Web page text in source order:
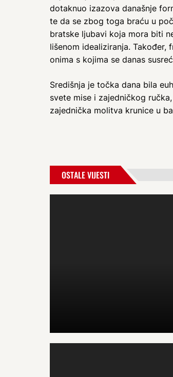
dotaknuo izazova današnje
te da se zbog toga braću u
bratske ljubavi koja mora biti
lišenom idealiziranja.
onima s kojima se danas
Središnja je točka dana bila
svete mise i zajedničkog
zajednička molitva krunice u
OSTALE VIJESTI